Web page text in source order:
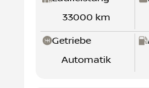
33000 km
Getriebe
Automatik